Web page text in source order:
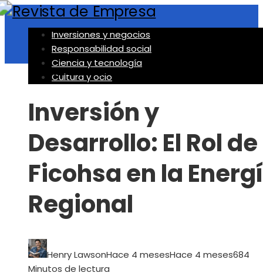
Inversiones y negocios
Responsabilidad social
Ciencia y tecnología
Cultura y ocio
Inversiones y negocios
Inversión y
Desarrollo: El Rol de
Ficohsa en la
Regional
Henry LawsonHace 4 mesesHace 4 meses684
Minutos de lectura